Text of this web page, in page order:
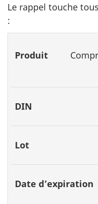
Le rappel touche
:
Produit DIN Lot